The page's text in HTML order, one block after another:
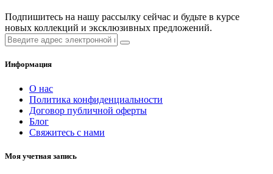
Подпишитесь на нашу рассылку сейчас и будьте в курсе
новых коллекций и эксклюзивных предложений.
Информация
О нас
Политика конфиденциальности
Договор публичной оферты
Блог
Свяжитесь с нами
Моя учетная запись